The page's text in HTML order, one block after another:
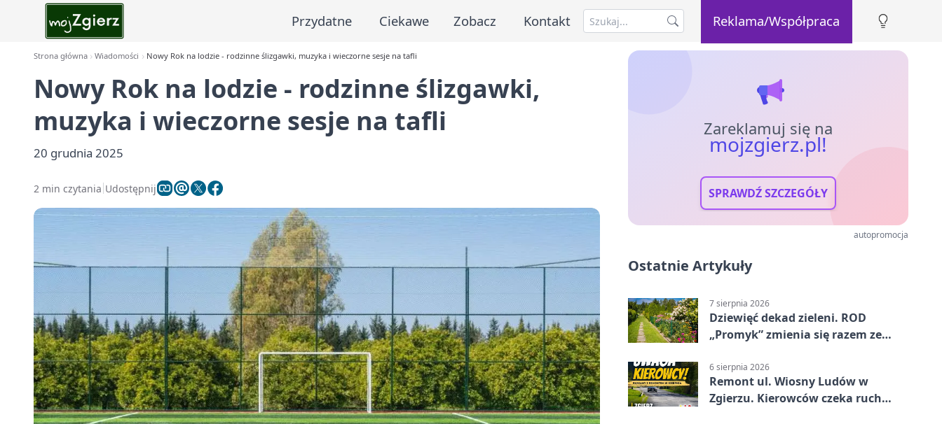
Przydatne Ciekawe Zobacz Kontakt Reklama/Współpraca
Strona główna Wiadomości Nowy Rok na lodzie - rodzinne ślizgawki, muzyka i wieczorne sesje na tafli
Nowy Rok na lodzie - rodzinne ślizgawki,
muzyka i wieczorne sesje na tafli
20 grudnia 2025
2 min czytania Udostępnij
Zareklamuj się na
mojzgierz.pl!
SPRAWDŹ SZCZEGÓŁY
autopromocja
Ostatnie Artykuły
7 sierpnia 2026
Dziewięć dekad zieleni. ROD
„Promyk” zmienia się razem ze
6 sierpnia 2026
Remont ul. Wiosny Ludów w
Zgierzu. Kierowców czeka ruch